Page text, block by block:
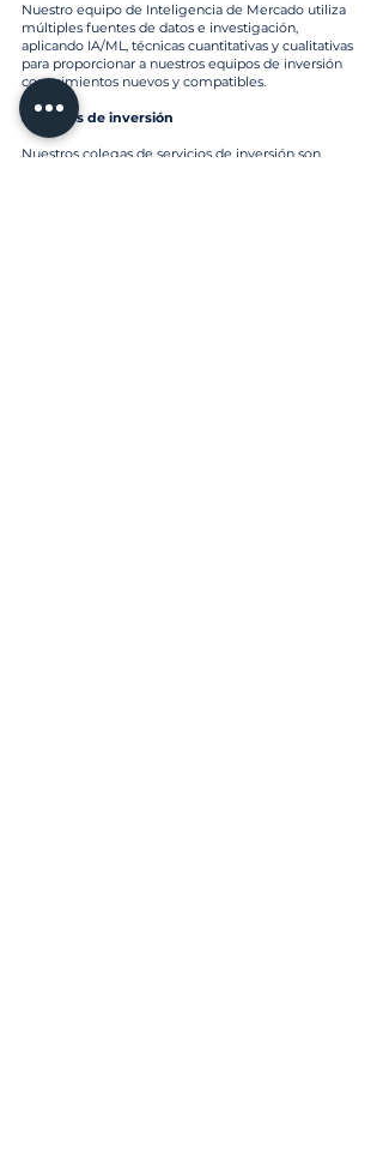
Nuestro equipo de Inteligencia de Mercado utiliza
múltiples fuentes de datos e investigación,
aplicando IA/ML, técnicas cuantitativas y cualitativas
para proporcionar a nuestros equipos de inversión
conocimientos nuevos y compatibles.
Servicios de inversión
Nuestros colegas de servicios de inversión son